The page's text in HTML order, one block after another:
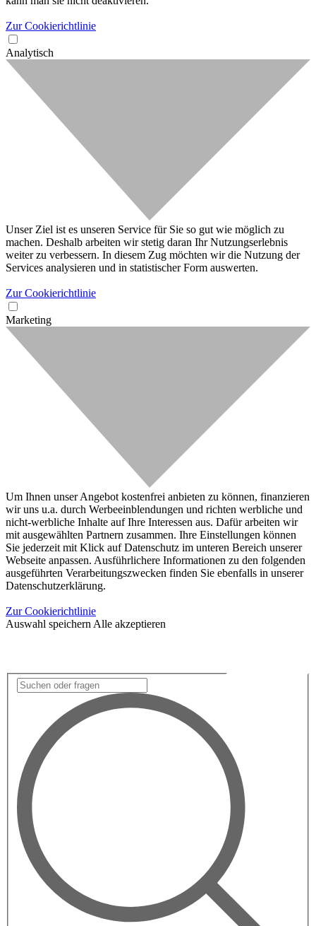
Zur Cookierichtlinie
Analytisch
Unser Ziel ist es unseren Service für Sie so gut wie möglich zu
machen. Deshalb arbeiten wir stetig daran Ihr Nutzungserlebnis
weiter zu verbessern. In diesem Zug möchten wir die Nutzung der
Services analysieren und in statistischer Form auswerten.
Zur Cookierichtlinie
Marketing
Um Ihnen unser Angebot kostenfrei anbieten zu können, finanzieren
wir uns u.a. durch Werbeeinblendungen und richten werbliche und
nicht-werbliche Inhalte auf Ihre Interessen aus. Dafür arbeiten wir
mit ausgewählten Partnern zusammen. Ihre Einstellungen können
Sie jederzeit mit Klick auf Datenschutz im unteren Bereich unserer
Webseite anpassen. Ausführlichere Informationen zu den folgenden
ausgeführten Verarbeitungszwecken finden Sie ebenfalls in unserer
Datenschutzerklärung.
Zur Cookierichtlinie
Auswahl speichern Alle akzeptieren